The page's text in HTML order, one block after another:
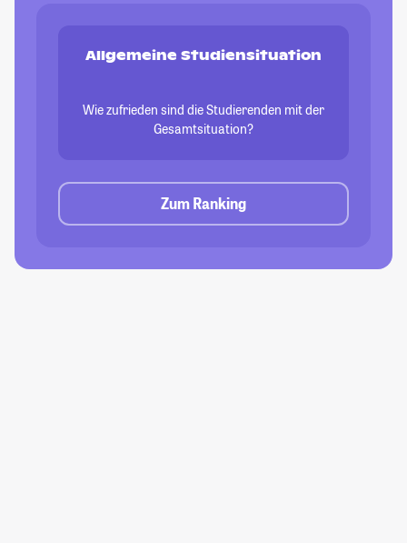
Allgemeine Studiensituation
Wie zufrieden sind die Studierenden mit der
Gesamtsituation?
Zum Ranking